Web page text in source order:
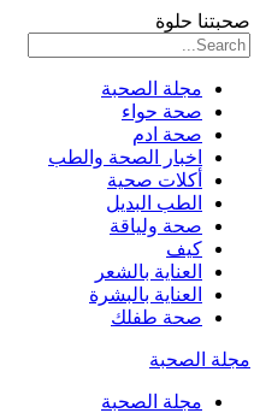
صحبتنا حلوة
مجلة الصحبة
صحة حواء
صحة ادم
اخبار الصحة والطب
أكلات صحية
الطب البديل
صحة ولياقة
كيف
العناية بالشعر
العناية بالبشرة
صحة طفلك
مجلة الصحبة
مجلة الصحبة